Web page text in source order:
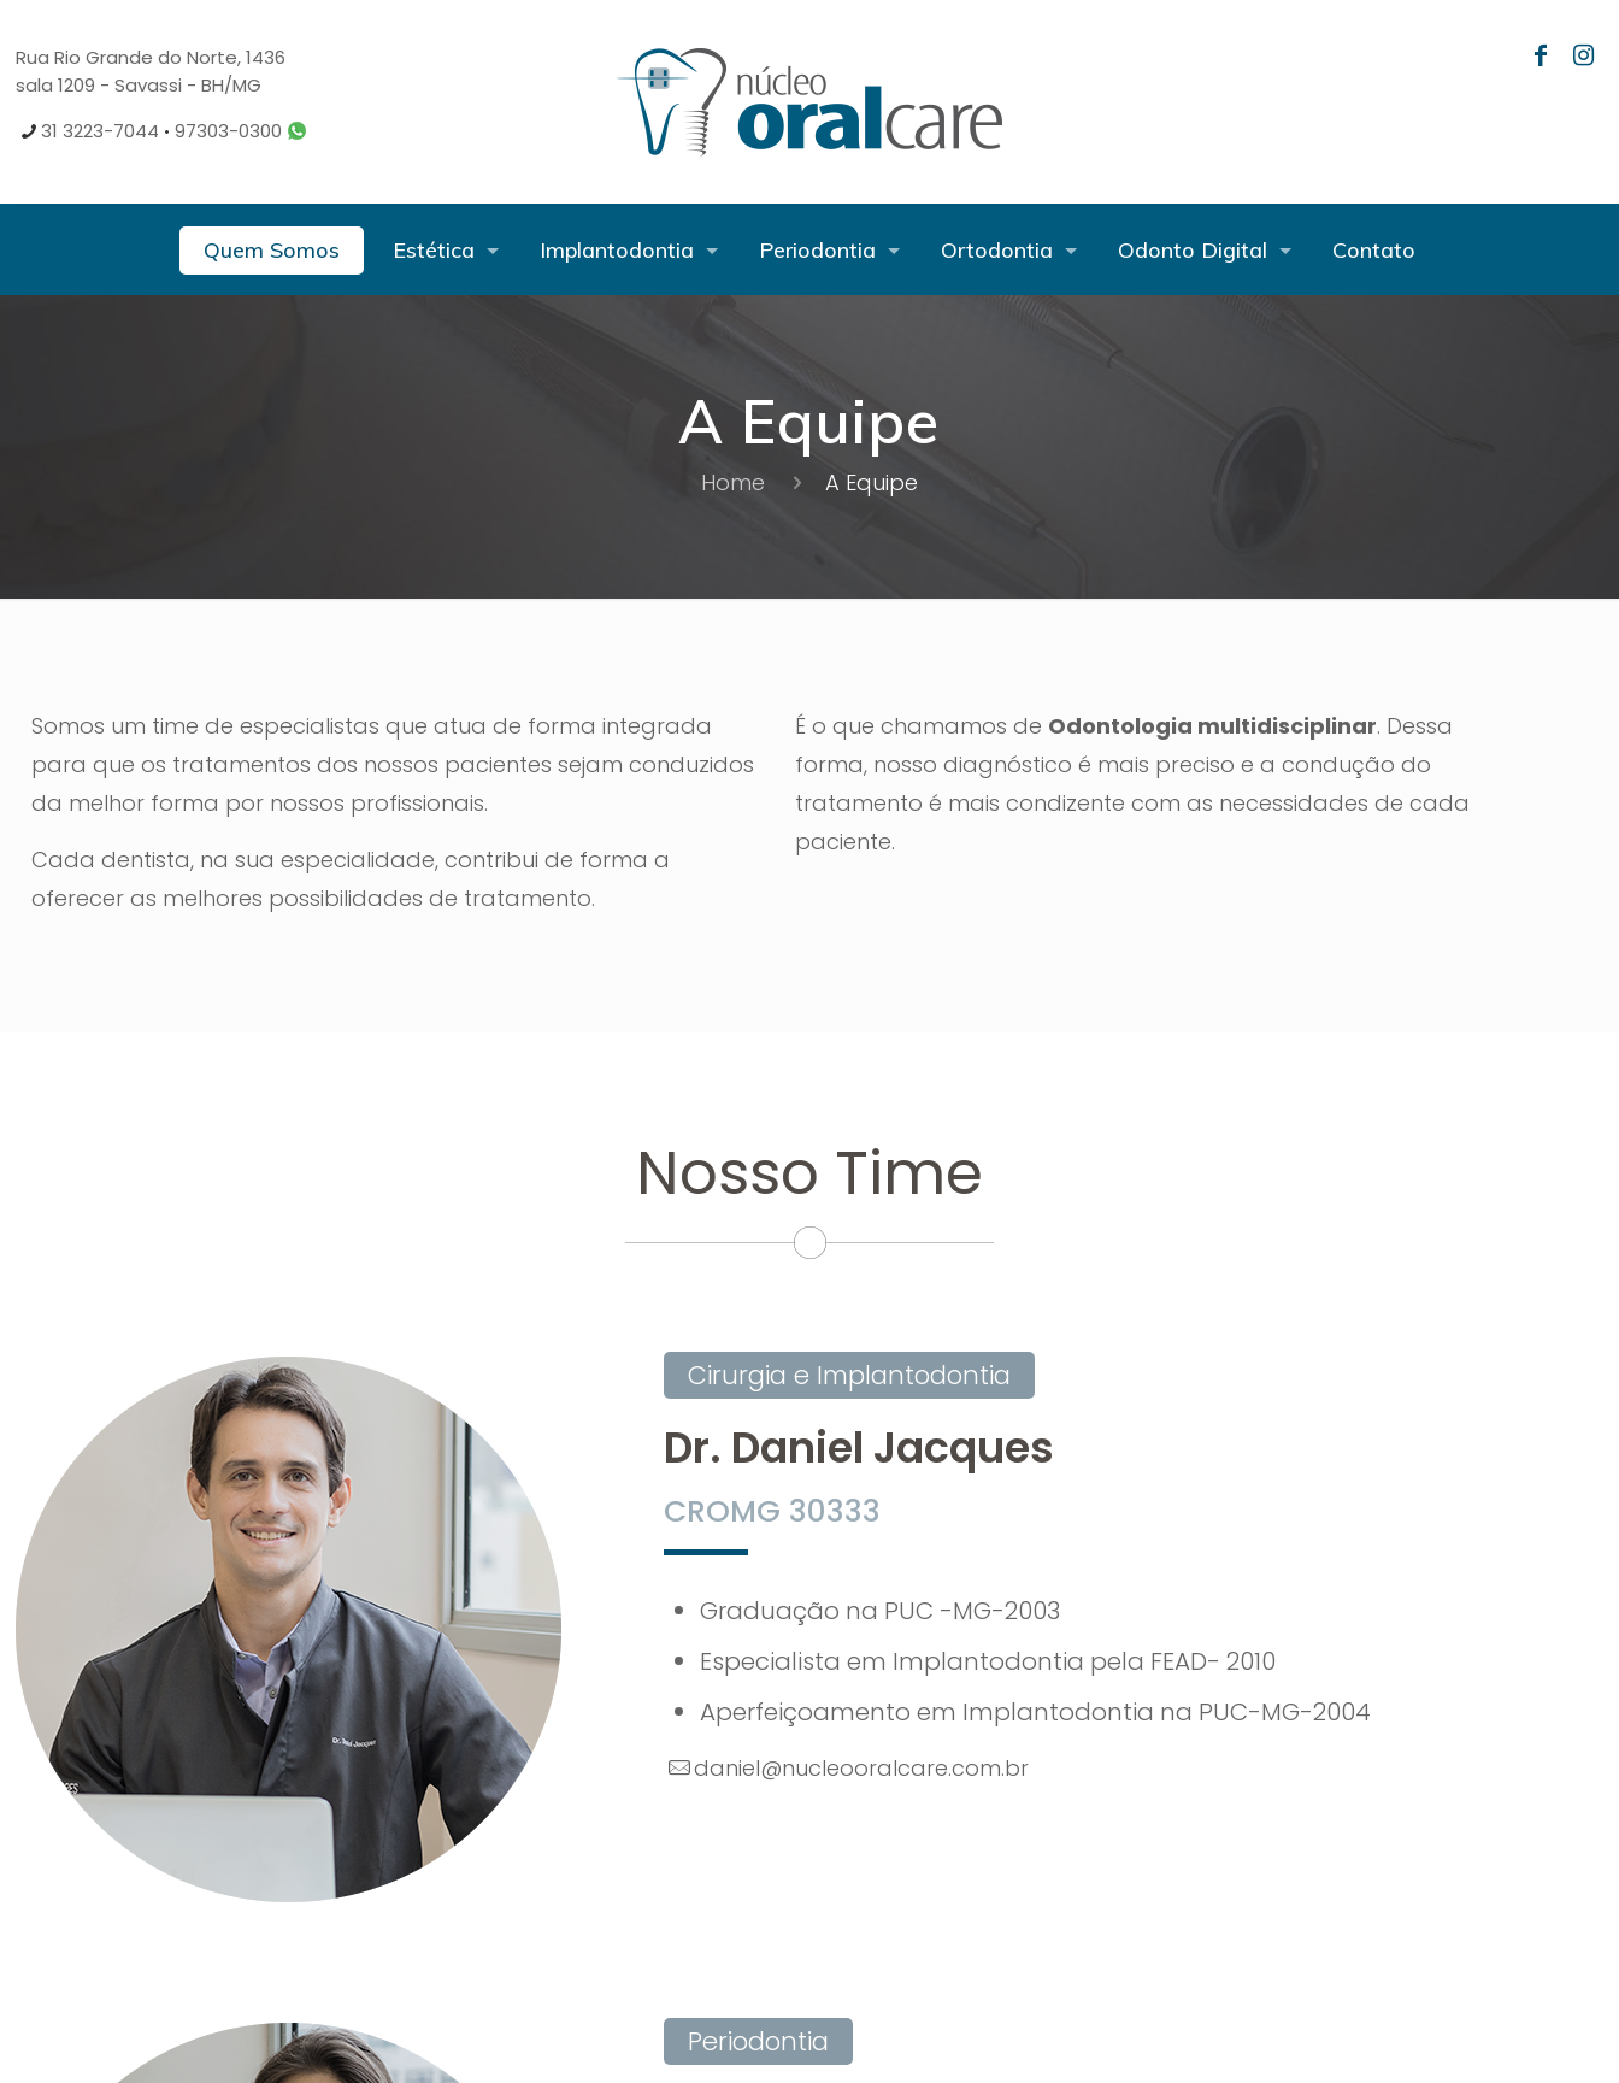
Rua Rio Grande do Norte, 1436
sala 1209 - Savassi - BH/MG
31 3223-7044 •97303-0300
Quem Somos Estética Implantodontia Periodontia Ortodontia Odonto Digital Contato
A Equipe
Home A Equipe
Somos um time de especialistas que atua de forma integrada
para que os tratamentos dos nossos pacientes sejam conduzidos
da melhor forma por nossos profissionais.
Cada dentista, na sua especialidade, contribui de forma a
oferecer as melhores possibilidades de tratamento.
É o que chamamos de Odontologia multidisciplinar. Dessa
forma, nosso diagnóstico é mais preciso e a condução do
tratamento é mais condizente com as necessidades de cada
paciente.
Nosso Time
Cirurgia e Implantodontia
Dr. Daniel Jacques
CROMG 30333
Graduação na PUC -MG-2003
Especialista em Implantodontia pela FEAD- 2010
Aperfeiçoamento em Implantodontia na PUC-MG-2004
daniel@nucleooralcare.com.br
Periodontia